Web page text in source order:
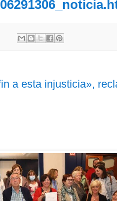
a esta injusticia»,